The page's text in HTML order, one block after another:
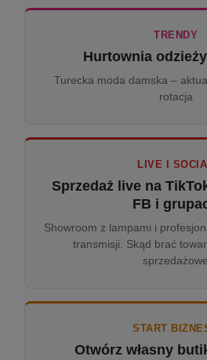
TRENDY
Hurtownia
Turecka moda damska –
rotacja
LIVE I
Sprzedaż live na
FB i
Showroom z lampami i
transmisji. Skąd brać
sprzedażowe
START
Otwórz własny